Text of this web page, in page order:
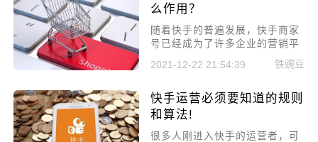
么作用？
随着快手的普遍发展，快手商家
号已经成为了许多企业的营销平
台了，那么开通快手商家会有哪
些功能?下面给大家讲一下。
2021-12-22 21:54:39 铁豌豆
快手运营必须要知道的规则
和算法!
很多人刚进入快手的运营者，可